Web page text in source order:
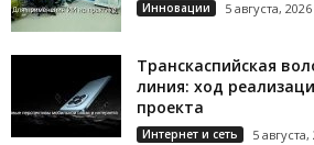
Инновации 5 августа, 2026
Транскаспийская
линия: ход
проекта
Интернет и сеть 5 августа,